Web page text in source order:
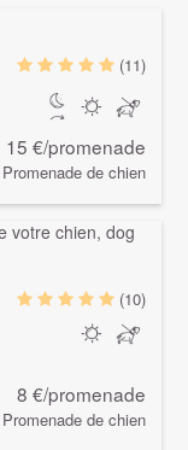
(11)
15 €/promenade
Promenade de chien
(10)
8 €/promenade
Promenade de chien